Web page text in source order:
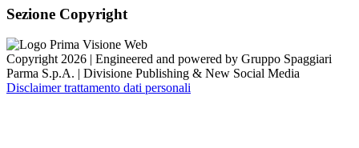
Sezione Copyright
Copyright 2026 | Engineered and powered by Gruppo Spaggiari
Parma S.p.A. | Divisione Publishing & New Social Media
Disclaimer trattamento dati personali